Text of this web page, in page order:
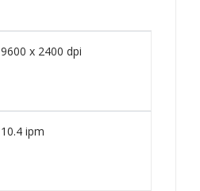
9600 x 2400 dpi
10.4 ipm